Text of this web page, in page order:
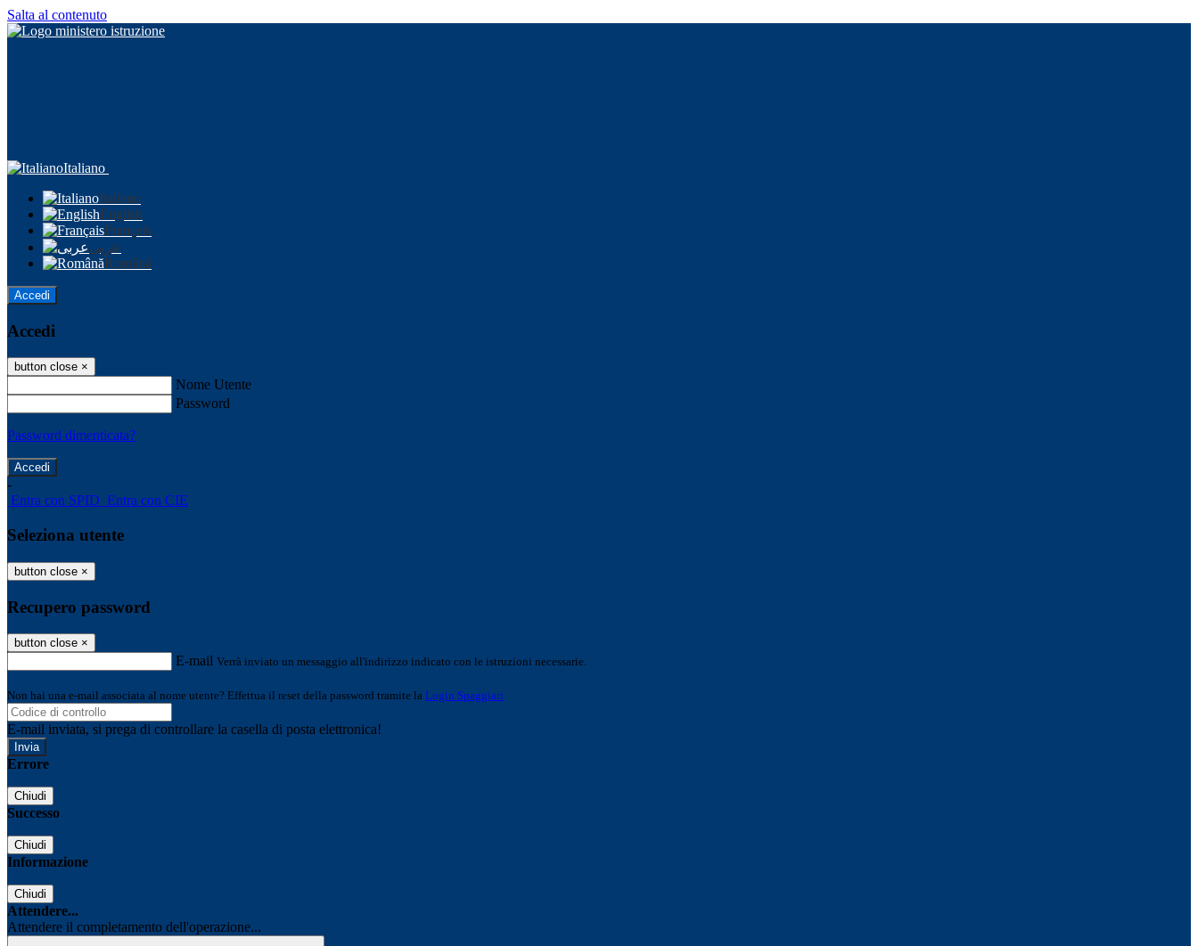
Salta al contenuto
Italiano
Italiano
English
Français
عربى
Română
Accedi
Accedi
button close ×
Nome Utente
Password
Password dimenticata?
-
Entra con SPID Entra con CIE
Seleziona utente
button close ×
Recupero password
button close ×
E-mail Verrà inviato un messaggio all'indirizzo indicato con le istruzioni necessarie.
Non hai una e-mail associata al nome utente? Effettua il reset della password tramite la Login Spaggiari
E-mail inviata, si prega di controllare la casella di posta elettronica!
Errore
Chiudi
Successo
Chiudi
Informazione
Chiudi
Attendere...
Attendere il completamento dell'operazione...